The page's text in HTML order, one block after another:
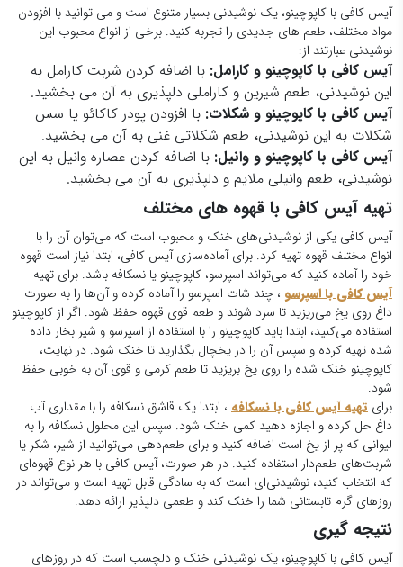
آیس کافی با کاپوچینو، یک نوشیدنی بسیار متنوع است و می توانید با افزودن
مواد مختلف، طعم های جدیدی را تجربه کنید. برخی از انواع محبوب این
نوشیدنی عبارتند از:
آیس کافی با کاپوچینو و کارامل: با اضافه کردن شربت کارامل به
این نوشیدنی، طعم شیرین و کاراملی دلپذیری به آن می بخشید.
آیس کافی با کاپوچینو و شکلات: با افزودن پودر کاکائو یا سس
شکلات به این نوشیدنی، طعم شکلاتی غنی به آن می بخشید.
آیس کافی با کاپوچینو و وانیل: با اضافه کردن عصاره وانیل به این
نوشیدنی، طعم وانیلی ملایم و دلپذیری به آن می بخشید.
تهیه آیس کافی با قهوه های مختلف
آیس کافی یکی از نوشیدنی‌های خنک و محبوب است که می‌توان آن را با
انواع مختلف قهوه تهیه کرد. برای آماده‌سازی آیس کافی، ابتدا نیاز است قهوه‌
خود را آماده کنید که می‌تواند اسپرسو، کاپوچینو یا نسکافه باشد. برای تهیه
آیس کافی با اسپرسو ، چند شات اسپرسو را آماده کرده و آن‌ها را به صورت
داغ روی یخ می‌ریزید تا سرد شوند و طعم قوی قهوه حفظ شود. اگر از کاپوچینو
استفاده می‌کنید، ابتدا باید کاپوچینو را با استفاده از اسپرسو و شیر بخار داده
شده تهیه کرده و سپس آن را در یخچال بگذارید تا خنک شود. در نهایت،
کاپوچینو خنک شده را روی یخ بریزید تا طعم کرمی و قوی آن به خوبی حفظ
شود.
برای تهیه آیس کافی با نسکافه ، ابتدا یک قاشق نسکافه را با مقداری آب
داغ حل کرده و اجازه دهید کمی خنک شود. سپس این محلول نسکافه را به
لیوانی که پر از یخ است اضافه کنید و برای طعم‌دهی می‌توانید از شیر، شکر یا
شربت‌های طعم‌دار استفاده کنید. در هر صورت، آیس کافی با هر نوع قهوه‌ای
که انتخاب کنید، نوشیدنی‌ای است که به سادگی قابل تهیه است و می‌تواند در
روزهای گرم تابستانی شما را خنک کند و طعمی دلپذیر ارائه دهد.
نتیجه گیری
آیس کافی با کاپوچینو، یک نوشیدنی خنک و دلچسب است که در روزهای